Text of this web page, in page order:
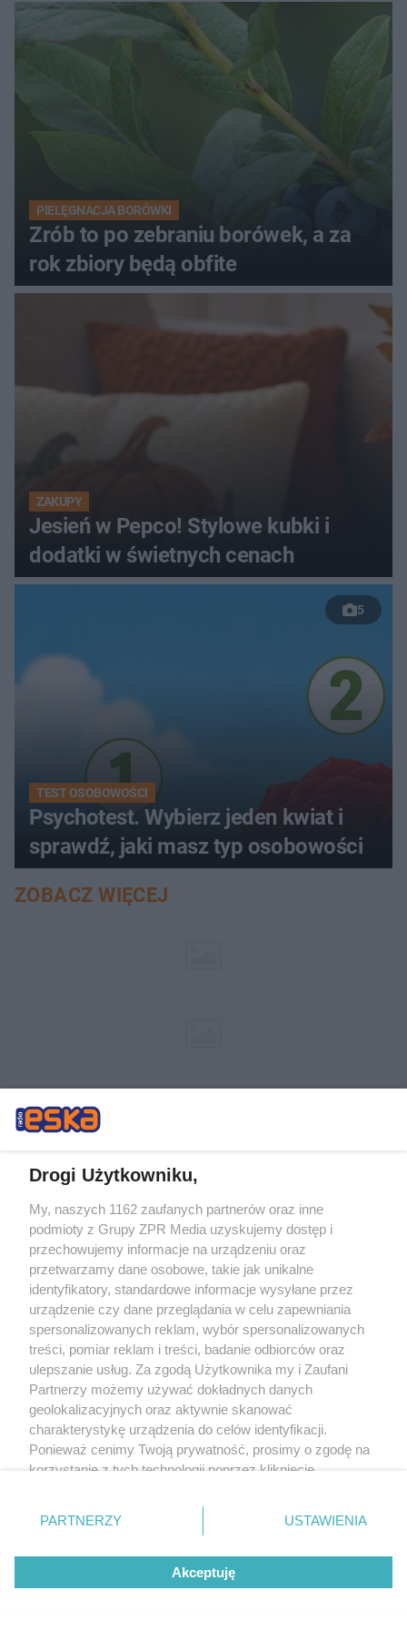
PIELĘGNACJA BORÓWKI
Zrób to po zebraniu borówek, a za
rok zbiory będą obfite
ZAKUPY
Jesień w Pepco! Stylowe kubki i
dodatki w świetnych cenach
5
TEST OSOBOWOŚCI
Psychotest. Wybierz jeden kwiat i
sprawdź, jaki masz typ osobowości
ZOBACZ WIĘCEJ
Żaden utwór zamieszczony w serwisie nie może być powielany i
rozpowszechniany lub dalej rozpowszechniany w jakikolwiek sposób (w
tym także elektroniczny lub mechaniczny) na jakimkolwiek polu
eksploatacji w jakiejkolwiek formie, włącznie z umieszczaniem w Internecie
bez właściwej zgody, jest zabronione pod groźbą kary i może być ścigane
prawnie.
Drogi Użytkowniku,
My, naszych 1162 zaufanych partnerów oraz inne
podmioty z Grupy ZPR Media uzyskujemy dostęp i
przechowujemy informacje na urządzeniu oraz
przetwarzamy dane osobowe, takie jak unikalne
identyfikatory, standardowe informacje wysyłane przez
urządzenie czy dane przeglądania w celu zapewniania
spersonalizowanych reklam, wybór spersonalizowanych
treści, pomiar reklam i treści, badanie odbiorców oraz
ulepszanie usług. Za zgodą Użytkownika my i Zaufani
Partnerzy możemy używać dokładnych danych
geolokalizacyjnych oraz aktywnie skanować
charakterystykę urządzenia do celów identyfikacji.
Ponieważ cenimy Twoją prywatność, prosimy o zgodę na
korzystanie z tych technologii poprzez kliknięcie
zmienić/wycofać klikając przycisk ustawień prywatności
znajdujący się w lewym dolnym rogu strony
rodzaje przetwarzania danych nie wymagają zgody
użytkownika, ale masz prawo sprzeciwić się takiemu
przetwarzaniu. Preferencje będą miały zastosowanie tylko
PARTNERZY USTAWIENIA
Akceptuję